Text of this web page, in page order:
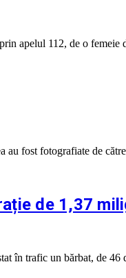
apelul 112, de o femeie
au fost fotografiate de
de 1,37
în trafic un bărbat, de